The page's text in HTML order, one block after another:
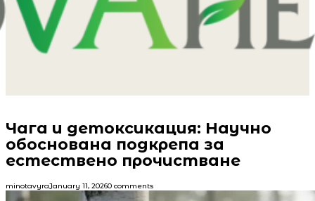
Чага и детоксикация: Научно
обоснована подкрепа за
естествено прочистване
minotavyraJanuary 11, 20260 comments